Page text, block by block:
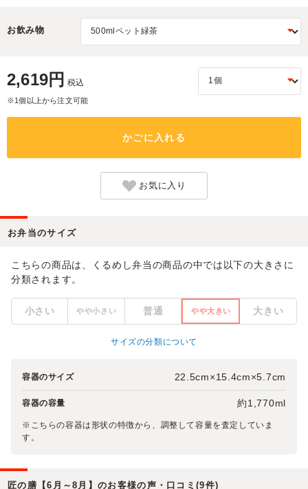
お飲み物
2,619円 税込
※1個以上から注文可能
かごに入れる
お気に入り
お弁当のサイズ
こちらの商品は、くるめし弁当の商品の中では以下の大きさに
分類されます。
小さい やや小さい 普通 やや大きい 大きい
サイズの分類について
容器のサイズ 22.5cm×15.4cm×5.7cm
容器の容量 約1,770ml
※こちらの容器は形状の特徴から、調整して容量を査定していま
す。
匠の膳【6月～8月】のお客様の声・口コミ(9件)